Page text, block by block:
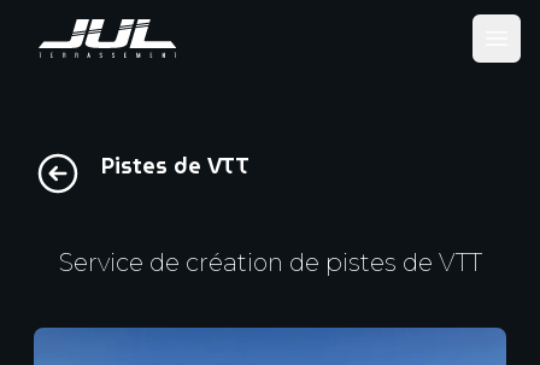
Pistes de VTT
Service de création de pistes de VTT